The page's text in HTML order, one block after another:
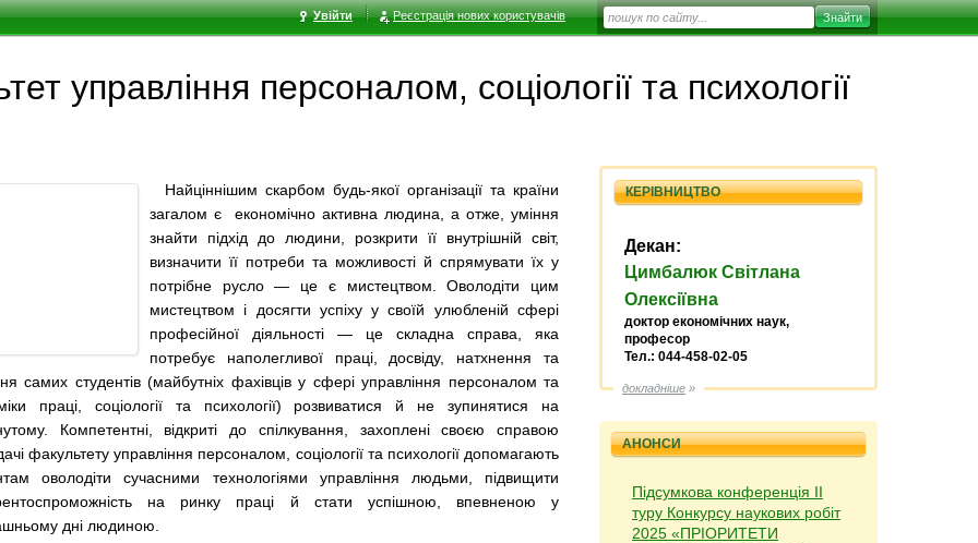
Увійти Реєстрація нових користувачів
управлiння персоналом, соціології та психології
Найціннішим скарбом будь-якої організації та країни
загалом є економічно активна людина, а отже, уміння
знайти підхід до людини, розкрити її внутрішній світ,
визначити її потреби та можливості й спрямувати їх у
потрібне русло — це є мистецтвом. Оволодіти цим
мистецтвом і досягти успіху у своїй улюбленій сфері
професійної діяльності — це складна справа, яка
потребує наполегливої праці, досвіду, натхнення та
самих студентів (майбутніх фахівців у сфері управління персоналом та
праці, соціології та психології) розвиватися й не зупинятися на
Компетентні, відкриті до спілкування, захоплені своєю справою
факультету управління персоналом, соціології та психології допомагають
оволодіти сучасними технологіями управління людьми, підвищити
на ринку праці й стати успішною, впевненою у
дні людиною.
КЕРІВНИЦТВО
Декан:
Цимбалюк Світлана
Олексіївна
доктор економічних наук,
професор
Тел.: 044-458-02-05
докладніше »
АНОНСИ
Підсумкова конференція ІІ
туру Конкурсу наукових робіт
2025 «ПРІОРИТЕТИ